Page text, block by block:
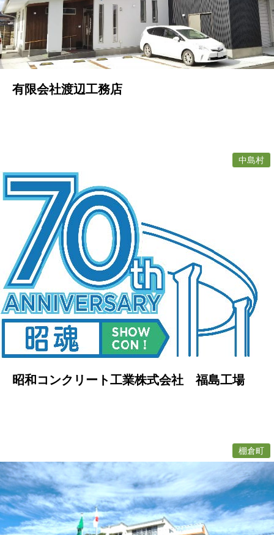
有限会社渡辺工務店
中島村
昭和コンクリート工業株式会社 福島工場
棚倉町